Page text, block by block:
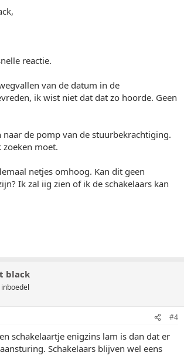
reactie.
van de datum in de
ik wist niet dat dat zo hoorde. Geen
naar de pomp van de stuurbekrachtiging.
moet.
netjes omhoog. Kan dit geen
Ik zal iig zien of ik de schakelaars kan
black
#4
schakelaartje enigzins lam is dan dat er
Schakelaars blijven wel eens